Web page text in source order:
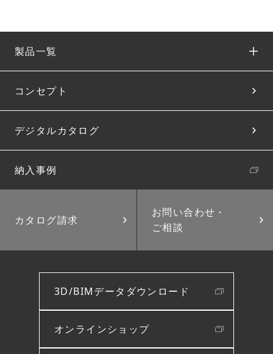
製品一覧
コンセプト
デジタルカタログ
納入事例
カタログ請求
お問い合わせ・
ご相談
3D/BIMデータダウンロード
オンラインショップ